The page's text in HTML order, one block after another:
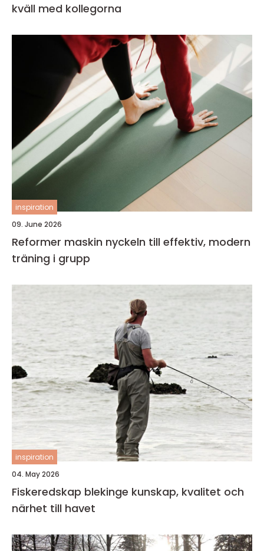
kväll med kollegorna
inspiration
09. June 2026
Reformer maskin nyckeln till effektiv, modern
träning i grupp
inspiration
04. May 2026
Fiskeredskap blekinge kunskap, kvalitet och
närhet till havet